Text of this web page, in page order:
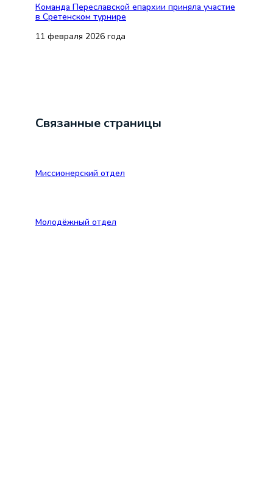
Команда Переславской епархии приняла участие
в Сретенском турнире
11 февраля 2026 года
Связанные страницы
Миссионерский отдел
Молодёжный отдел